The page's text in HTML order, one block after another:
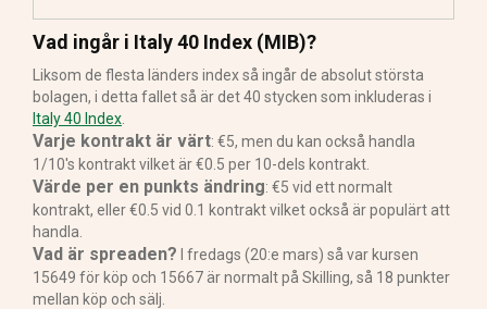
Vad ingår i Italy 40 Index (MIB)?
Liksom de flesta länders index så ingår de absolut största
bolagen, i detta fallet så är det 40 stycken som inkluderas i
Italy 40 Index
Varje kontrakt är värt: €5, men du kan också handla
1/10's kontrakt vilket är €0.5 per 10-dels kontrakt.
Värde per en punkts ändring: €5 vid ett normalt
kontrakt, eller €0.5 vid 0.1 kontrakt vilket också är populärt att
handla.
Vad är spreaden? I fredags (20:e mars) så var kursen
15649 för köp och 15667 är normalt på Skilling, så 18 punkter
mellan köp och sälj.